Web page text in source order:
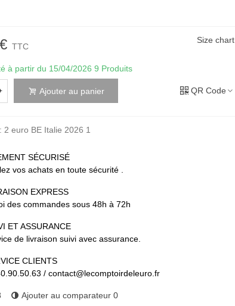
TTC
Size chart
à partir du 15/04/2026 9 Produits
Ajouter au panier QR Code
2 euro BE Italie 2026 1
SÉCURISÉ
vos achats en toute sécurité .
EXPRESS
des commandes sous 48h à 72h
ET ASSURANCE
de livraison suivi avec assurance.
CLIENTS
/ contact@lecomptoirdeleuro.fr
Ajouter au comparateur 0